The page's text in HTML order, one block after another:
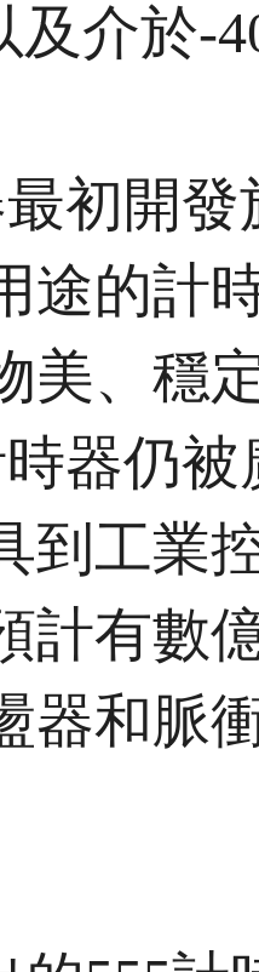
及介於-
初開
途的計
美、穩
器仍
到工業
計有數
器和脈